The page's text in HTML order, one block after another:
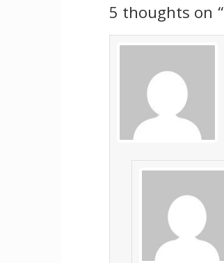
5 thoughts on “